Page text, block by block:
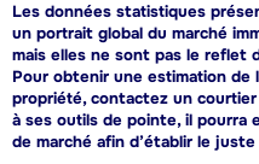
Les données statistiques
un portrait global du marché
mais elles ne sont pas le reflet
Pour obtenir une estimation de
propriété, contactez un
à ses outils de pointe, il pourra
de marché afin d’établir le juste